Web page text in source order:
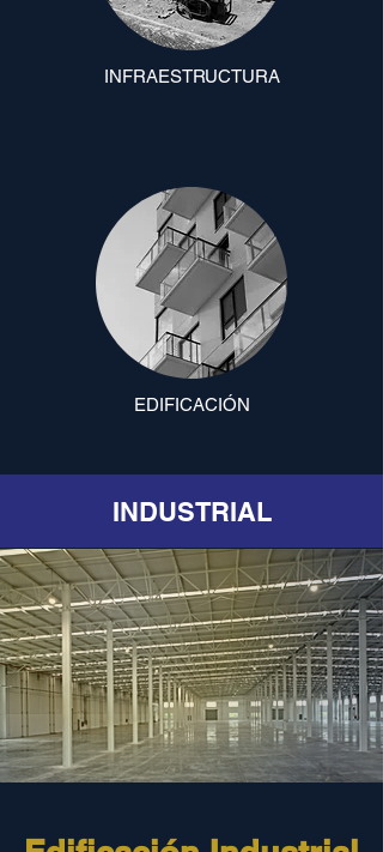
INFRAESTRUCTURA
EDIFICACIÓN
INDUSTRIAL